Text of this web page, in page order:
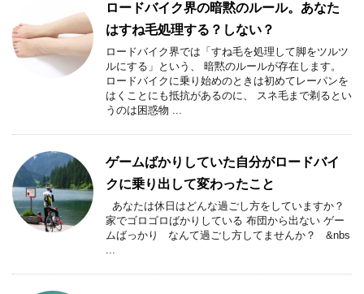
ロードバイク界の暗黙のルール。あなた
はすね毛処理する？しない？
ロードバイク界では「すね毛を処理して脚をツルツ
ルにする」という、 暗黙のルールが存在します。
ロードバイクに乗り始めのときは初めてレーパンを
はくことにも抵抗があるのに、 スネ毛まで剃るとい
うのは困惑物 ...
ゲームばかりしていた自分がロードバイ
クに乗り出して変わったこと
あなたは休日はどんな過ごし方をしていますか？
家でゴロゴロばかりしている 布団から出ない ゲー
ムばっかり なんて過ごし方してませんか？ &nbs
...